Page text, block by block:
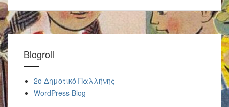
Blogroll
2o Δημοτικό Παλλήνης
WordPress Blog